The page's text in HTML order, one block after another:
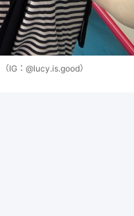
IG：@lucy.is.good）